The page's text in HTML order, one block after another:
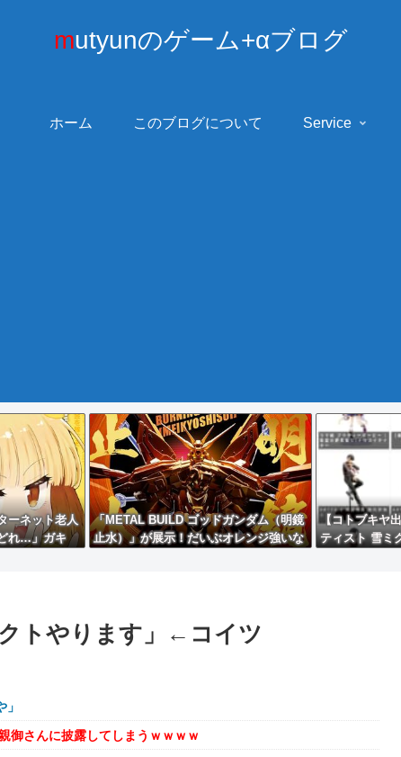
mutyunのゲーム+αブログ
ホーム このブログについて Service
ーネット老人
れ…」ガキ
「METAL BUILD ゴッドガンダム（明鏡
止水）」が展示！だいぶオレンジ強いな
【コトブキヤ
ティスト 雪ミ
トやります」←コイツ
御さんに披露してしまうｗｗｗｗ